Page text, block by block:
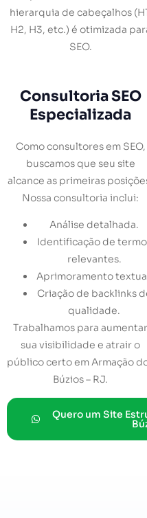
hierarquia de cabeçalhos
H2, H3, etc.) é otimizada
SEO.
Consultoria SEO
Especializada
Como consultores em SEO,
buscamos que seu site
alcance as primeiras
Nossa consultoria inclui:
Análise detalhada.
Identificação de
relevantes.
Aprimoramento
Criação de backlinks
qualidade.
Trabalhamos para aumentar
sua visibilidade e atrair o
público certo em Armação
Búzios – RJ.
Quero um Site